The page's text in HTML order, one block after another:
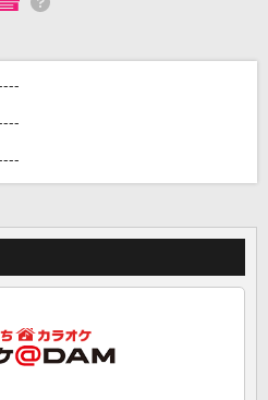
録・ログインして
もっと楽しもう！